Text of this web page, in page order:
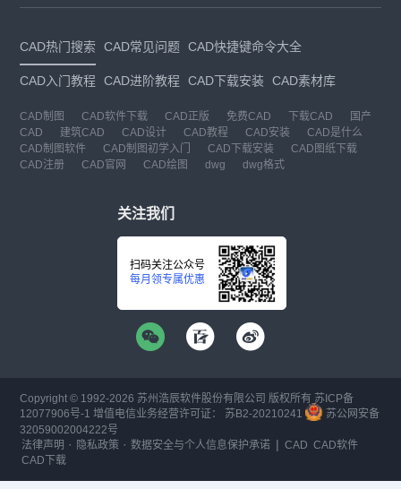
CAD热门搜索 CAD常见问题 CAD快捷键命令大全
CAD入门教程 CAD进阶教程 CAD下载安装 CAD素材库
CAD制图 CAD软件下载 CAD正版 免费CAD 下载CAD
国产
CAD
建筑CAD CAD设计 CAD教程 CAD安装
CAD是什么
CAD制图软件
CAD制图初学入门 CAD下载安装
CAD图纸下载
CAD注册
CAD官网 CAD绘图 dwg dwg格式
关注我们
扫码关注公众号
每月领专属优惠
Copyright © 1992-2026 苏州浩辰软件股份有限公司 版权所有 苏ICP备
12077906号-1 增值电信业务经营许可证： 苏B2-20210241
苏公网安备
32059002004222号
法律声明 · 隐私政策 ·数据安全与个人信息保护承诺 | CAD CAD软件
CAD下载